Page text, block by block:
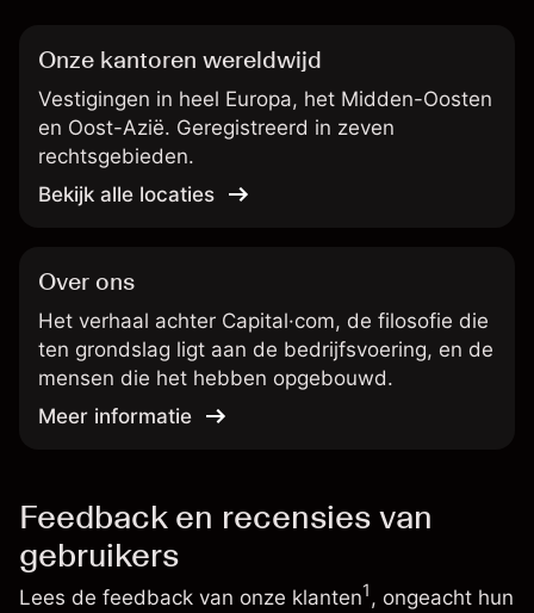
Onze kantoren wereldwijd
Vestigingen in heel Europa, het Midden-Oosten
en Oost-Azië. Geregistreerd in zeven
rechtsgebieden.
Bekijk alle locaties
Over ons
Het verhaal achter Capital·com, de filosofie die
ten grondslag ligt aan de bedrijfsvoering, en de
mensen die het hebben opgebouwd.
Meer informatie
Feedback en recensies van
gebruikers
Lees de feedback van onze klanten1, ongeacht hun